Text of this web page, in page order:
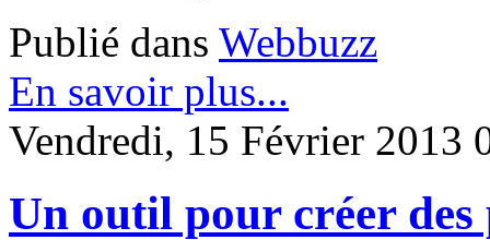
Publié dans Webbuzz
En savoir plus...
Vendredi, 15 Février 2013
Un outil pour créer des